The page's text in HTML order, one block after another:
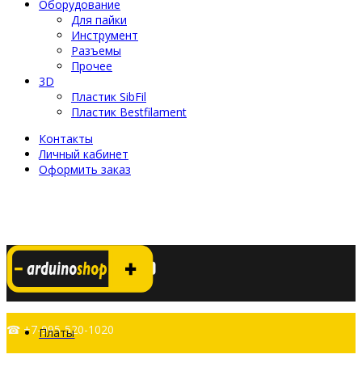
Оборудование
Для пайки
Инструмент
Разъемы
Прочее
3D
Пластик SibFil
Пластик Bestfilament
Контакты
Личный кабинет
Оформить заказ
☎ +7-995-520-1020
Платы